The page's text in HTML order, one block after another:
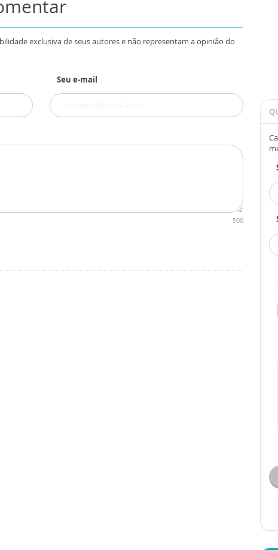
exclusiva de seus autores e não representam a opinião do
Seu e-mail
500